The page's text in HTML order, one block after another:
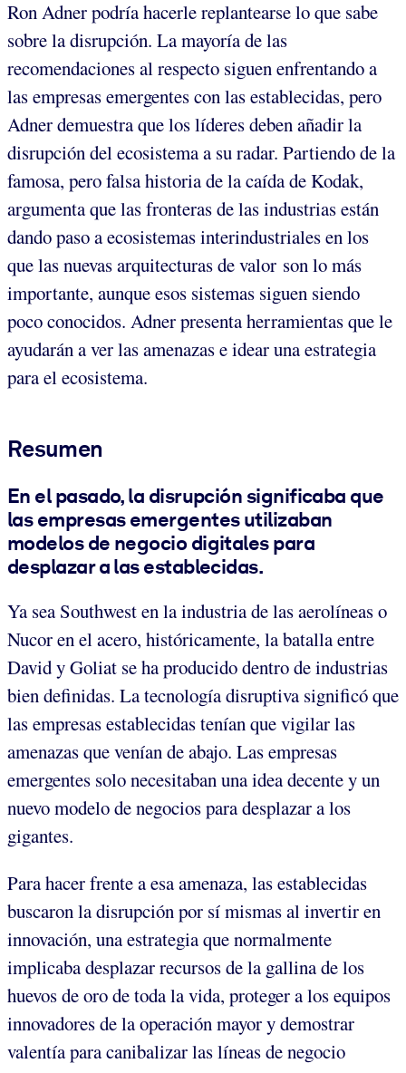
Ron Adner podría hacerle replantearse lo que sabe
sobre la disrupción. La mayoría de las
recomendaciones al respecto siguen enfrentando a
las empresas emergentes con las establecidas, pero
Adner demuestra que los líderes deben añadir la
disrupción del ecosistema a su radar. Partiendo de la
famosa, pero falsa historia de la caída de Kodak,
argumenta que las fronteras de las industrias están
dando paso a ecosistemas interindustriales en los
que las nuevas arquitecturas de valor son lo más
importante, aunque esos sistemas siguen siendo
poco conocidos. Adner presenta herramientas que le
ayudarán a ver las amenazas e idear una estrategia
para el ecosistema.
Resumen
En el pasado, la disrupción significaba que
las empresas emergentes utilizaban
modelos de negocio digitales para
desplazar a las establecidas.
Ya sea Southwest en la industria de las aerolíneas o
Nucor en el acero, históricamente, la batalla entre
David y Goliat se ha producido dentro de industrias
bien definidas. La tecnología disruptiva significó que
las empresas establecidas tenían que vigilar las
amenazas que venían de abajo. Las empresas
emergentes solo necesitaban una idea decente y un
nuevo modelo de negocios para desplazar a los
gigantes.
Para hacer frente a esa amenaza, las establecidas
buscaron la disrupción por sí mismas al invertir en
innovación, una estrategia que normalmente
implicaba desplazar recursos de la gallina de los
huevos de oro de toda la vida, proteger a los equipos
innovadores de la operación mayor y demostrar
valentía para canibalizar las líneas de negocio